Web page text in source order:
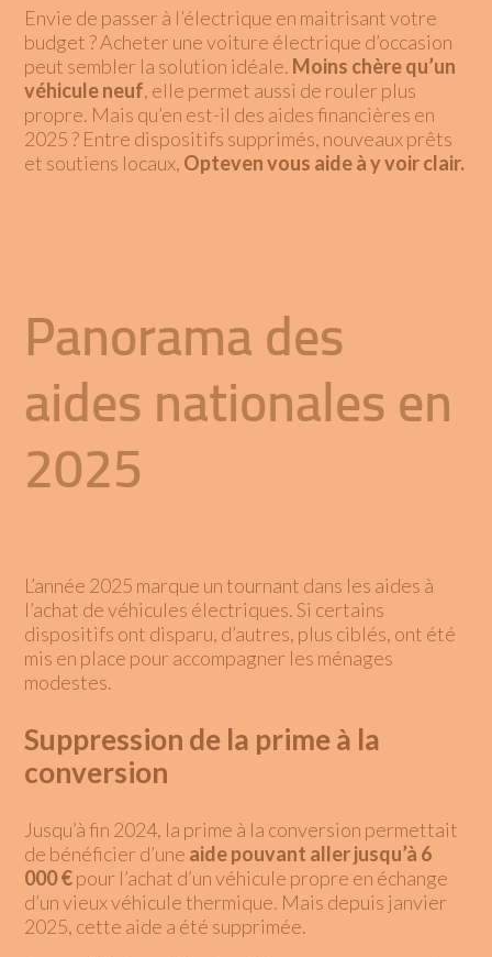
Envie de passer à l’électrique en maitrisant votre
budget ?Acheter une voiture électrique d’occasion
peut sembler la solution idéale. Moins chère qu’un
véhicule neuf, elle permet aussi de rouler plus
propre. Mais qu’en est-il des aides financières en
2025 ? Entre dispositifs supprimés, nouveaux prêts
et soutiens locaux, Opteven vous aide à y voir clair.
Panorama des
aides nationales en
2025
L’année 2025 marque un tournant dans les aides à
l’achat de véhicules électriques. Si certains
dispositifs ont disparu, d’autres, plus ciblés, ont été
mis en place pour accompagner les ménages
modestes.
Suppression de la prime à la
conversion
Jusqu’à fin 2024, la prime à la conversion permettait
de bénéficier d’une aide pouvant aller jusqu’à 6
000 €pour l’achat d’un véhicule propre en échange
d’un vieux véhicule thermique. Mais depuis janvier
2025, cette aide a été supprimée.